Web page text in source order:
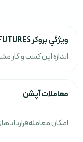
ويژگي بروکر TIANHONG FUTURES
اندازه این کسب و کار
معاملات آپشن
امکان معامله